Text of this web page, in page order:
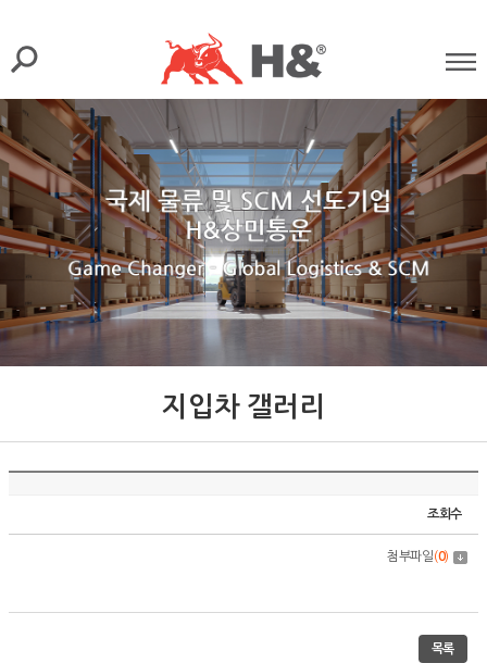
지입차 갤러리
조회수
첨부파일(0)
목록